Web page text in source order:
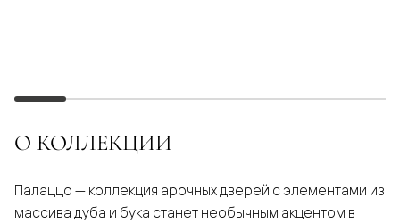
О КОЛЛЕКЦИИ
Палаццо — коллекция арочных дверей с элементами из
массива дуба и бука станет необычным акцентом в